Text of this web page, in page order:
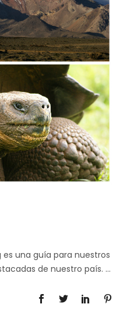
es una guía para nuestros
de nuestro país.